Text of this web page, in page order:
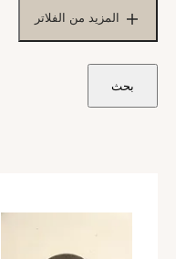
المزيد من الفلاتر
بحث